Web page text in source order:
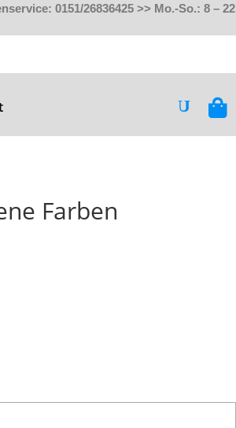
0151/26836425 >> Mo.-So.: 8 – 22
Farben